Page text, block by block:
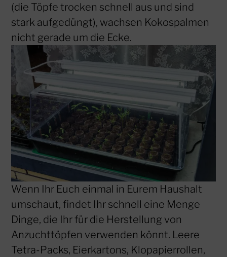
(die Töpfe trocken schnell aus und sind
stark aufgedüngt), wachsen Kokospalmen
nicht gerade um die Ecke.
Wenn Ihr Euch einmal in Eurem Haushalt
umschaut, findet Ihr schnell eine Menge
Dinge, die Ihr für die Herstellung von
Anzuchttöpfen verwenden könnt. Leere
Tetra-Packs, Eierkartons, Klopapierrollen,